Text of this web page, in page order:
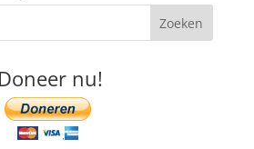
Doneer nu!